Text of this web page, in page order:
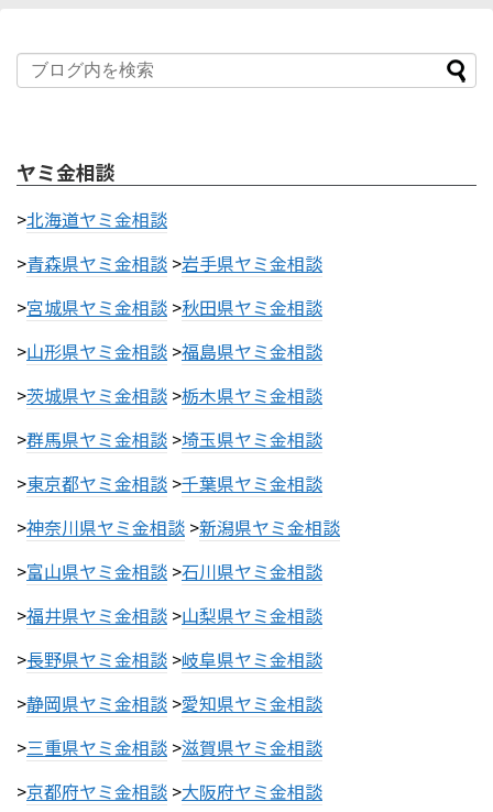
ヤミ金相談
>北海道ヤミ金相談
>青森県ヤミ金相談 >岩手県ヤミ金相談
>宮城県ヤミ金相談 >秋田県ヤミ金相談
>山形県ヤミ金相談 >福島県ヤミ金相談
>茨城県ヤミ金相談 >栃木県ヤミ金相談
>群馬県ヤミ金相談 >埼玉県ヤミ金相談
>東京都ヤミ金相談 >千葉県ヤミ金相談
>神奈川県ヤミ金相談 >新潟県ヤミ金相談
>富山県ヤミ金相談 >石川県ヤミ金相談
>福井県ヤミ金相談 >山梨県ヤミ金相談
>長野県ヤミ金相談 >岐阜県ヤミ金相談
>静岡県ヤミ金相談 >愛知県ヤミ金相談
>三重県ヤミ金相談 >滋賀県ヤミ金相談
>京都府ヤミ金相談 >大阪府ヤミ金相談